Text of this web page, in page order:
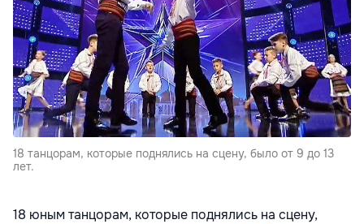
18 танцорам, которые поднялись на сцену, было от 9 до 13
лет.
18 юным танцорам, которые поднялись на сцену,